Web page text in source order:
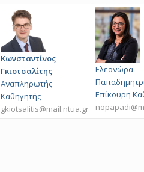
Κωνσταντίνος
Γκιοτσαλίτης
Αναπληρωτής
Καθηγητής
gkiotsalitis@mail.ntua.gr
Ελεονώρα
Επίκουρη